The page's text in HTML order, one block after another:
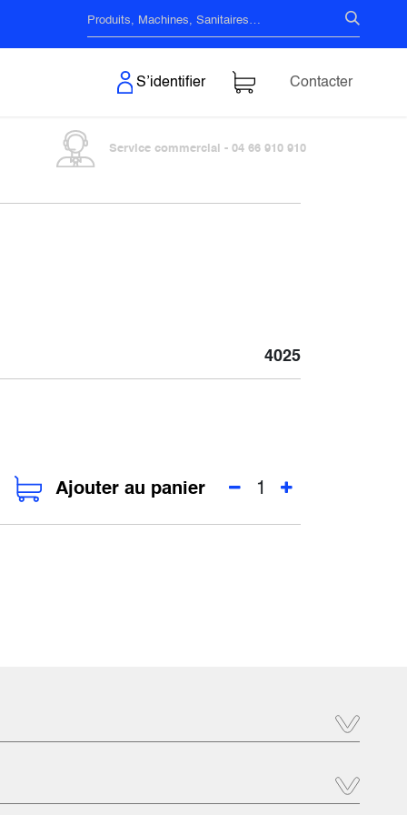
S’identifier Contacter
Service commercial - 04 66 910 910
4025
Ajouter au panier